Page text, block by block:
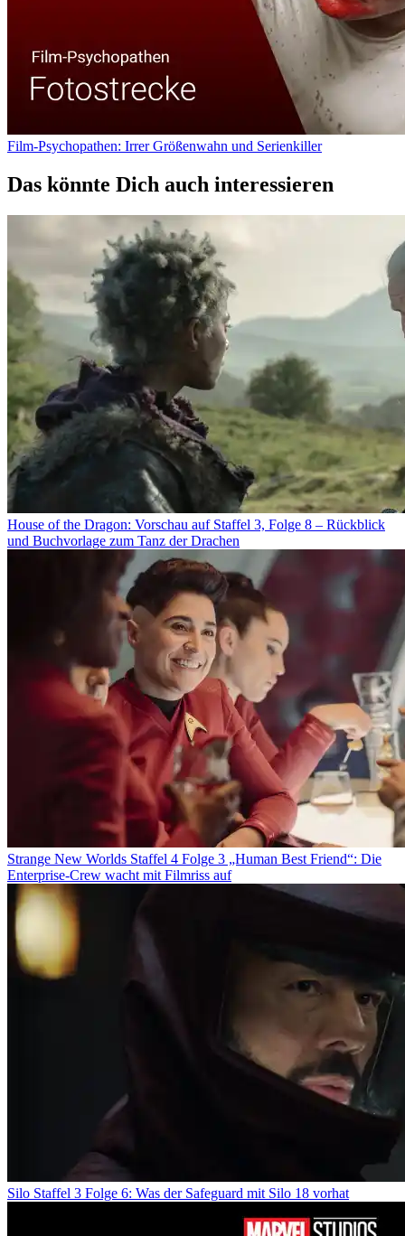
Film-Psychopathen: Irrer Größenwahn und Serienkiller
Das könnte Dich auch interessieren
House of the Dragon: Vorschau auf Staffel 3, Folge 8 – Rückblick
und Buchvorlage zum Tanz der Drachen
Strange New Worlds Staffel 4 Folge 3 „Human Best Friend“: Die
Enterprise-Crew wacht mit Filmriss auf
Silo Staffel 3 Folge 6: Was der Safeguard mit Silo 18 vorhat